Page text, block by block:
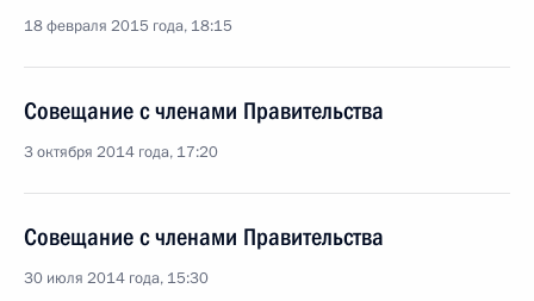
18 февраля 2015 года, 18:15
Совещание с членами Правительства
3 октября 2014 года, 17:20
Совещание с членами Правительства
30 июля 2014 года, 15:30